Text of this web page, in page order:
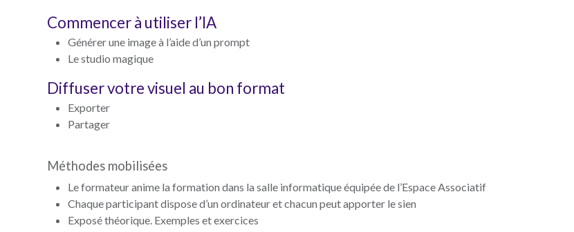
Commencer à utiliser l’IA
Générer une image à l’aide d’un prompt
Le studio magique
Diffuser votre visuel au bon format
Exporter
Partager
Méthodes mobilisées
Le formateur anime la formation dans la salle informatique équipée de l’Espace Associatif
Chaque participant dispose d’un ordinateur et chacun peut apporter le sien
Exposé théorique. Exemples et exercices